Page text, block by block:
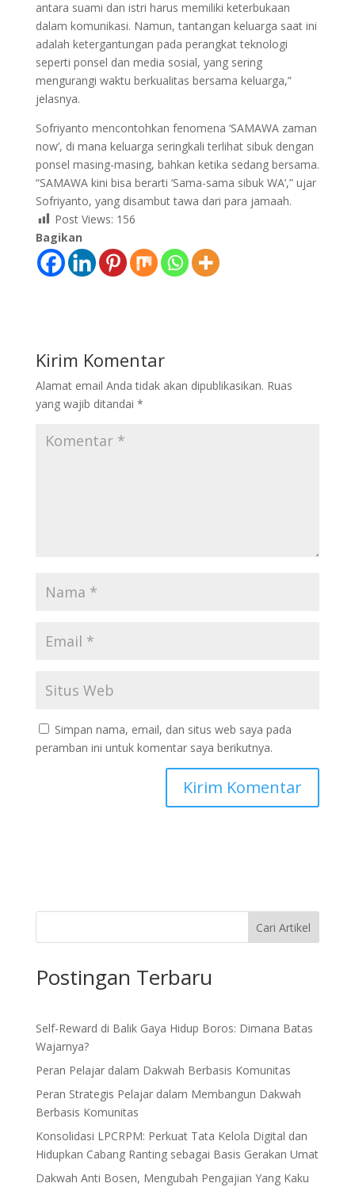
antara suami dan istri harus memiliki keterbukaan
dalam komunikasi. Namun, tantangan keluarga saat ini
adalah ketergantungan pada perangkat teknologi
seperti ponsel dan media sosial, yang sering
mengurangi waktu berkualitas bersama keluarga,”
jelasnya.
Sofriyanto mencontohkan fenomena ‘SAMAWA zaman
now’, di mana keluarga seringkali terlihat sibuk dengan
ponsel masing-masing, bahkan ketika sedang bersama.
“SAMAWA kini bisa berarti ‘Sama-sama sibuk WA’,” ujar
Sofriyanto, yang disambut tawa dari para jamaah.
Post Views: 156
Bagikan
Kirim Komentar
Alamat email Anda tidak akan dipublikasikan. Ruas
yang wajib ditandai *
Simpan nama, email, dan situs web saya pada
peramban ini untuk komentar saya berikutnya.
Cari Artikel
Postingan Terbaru
Self-Reward di Balik Gaya Hidup Boros: Dimana Batas
Wajarnya?
Peran Pelajar dalam Dakwah Berbasis Komunitas
Peran Strategis Pelajar dalam Membangun Dakwah
Berbasis Komunitas
Konsolidasi LPCRPM: Perkuat Tata Kelola Digital dan
Hidupkan Cabang Ranting sebagai Basis Gerakan Umat
Dakwah Anti Bosen, Mengubah Pengajian Yang Kaku